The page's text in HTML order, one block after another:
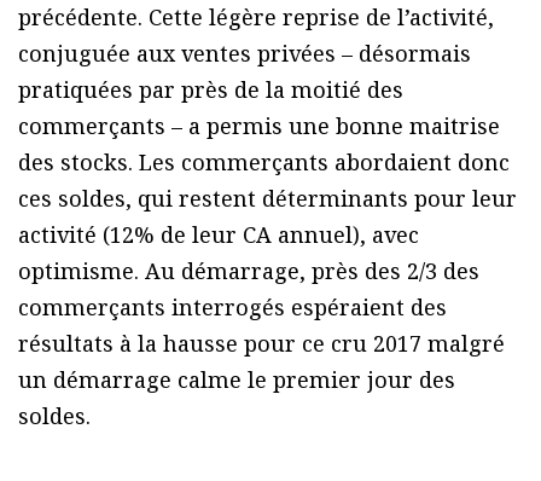
précédente. Cette légère reprise de l’activité,
conjuguée aux ventes privées – désormais
pratiquées par près de la moitié des
commerçants – a permis une bonne maitrise
des stocks. Les commerçants abordaient donc
ces soldes, qui restent déterminants pour leur
activité (12% de leur CA annuel), avec
optimisme. Au démarrage, près des 2/3 des
commerçants interrogés espéraient des
résultats à la hausse pour ce cru 2017 malgré
un démarrage calme le premier jour des
soldes.